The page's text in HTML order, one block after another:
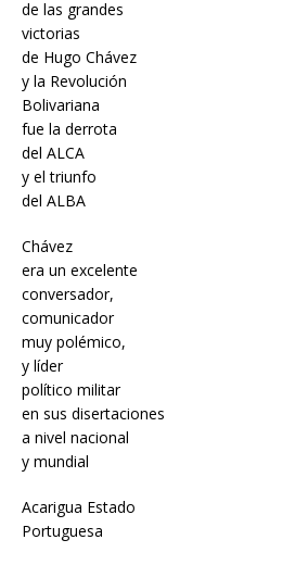
de las grandes
victorias
de Hugo Chávez
y la Revolución
Bolivariana
fue la derrota
del ALCA
y el triunfo
del ALBA
Chávez
era un excelente
conversador,
comunicador
muy polémico,
y líder
político militar
en sus disertaciones
a nivel nacional
y mundial
Acarigua Estado
Portuguesa